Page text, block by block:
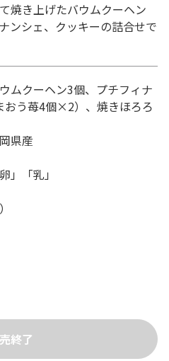
焼き上げたバウムクーヘン
ンシェ、クッキーの詰合せで
ムクーヘン3個、プチフィナ
おう苺4個×2）、焼きほろろ
県産
」「乳」